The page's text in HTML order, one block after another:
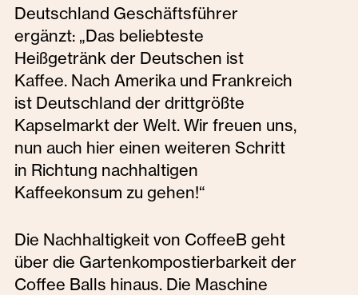
Deutschland Geschäftsführer
ergänzt: „Das beliebteste
Heißgetränk der Deutschen ist
Kaffee. Nach Amerika und Frankreich
ist Deutschland der drittgrößte
Kapselmarkt der Welt. Wir freuen uns,
nun auch hier einen weiteren Schritt
in Richtung nachhaltigen
Kaffeekonsum zu gehen!“
Die Nachhaltigkeit von CoffeeB geht
über die Gartenkompostierbarkeit der
Coffee Balls hinaus. Die Maschine